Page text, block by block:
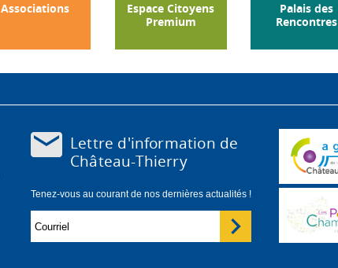
Associations
Espace Citoyens
Premium
Palais des
Rencontres
Lettre d'information de
Château-Thierry
Tenez-vous au courant de nos dernières actualités !